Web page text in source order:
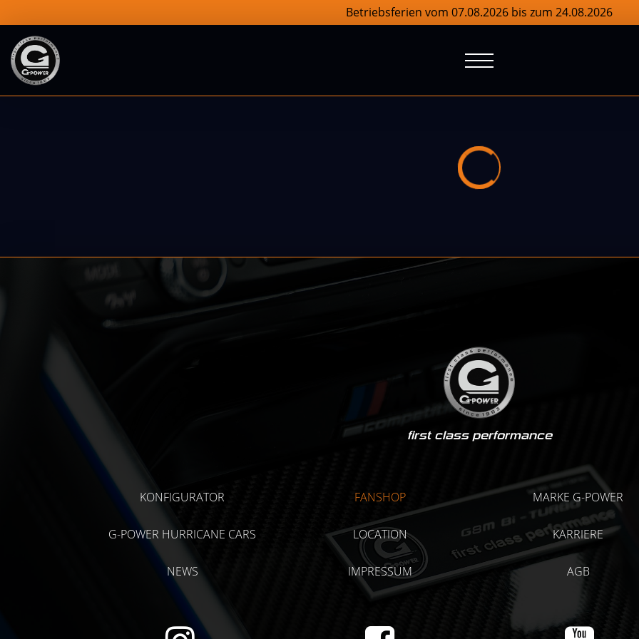
Betriebsferien vom 07.08.2026 bis zum 24.08.2026
first class performance
KONFIGURATOR FANSHOP MARKE G-POWER
G-POWER HURRICANE CARS LOCATION KARRIERE
NEWS IMPRESSUM AGB